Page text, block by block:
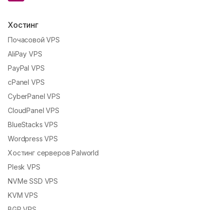
Хостинг
Почасовой VPS
AliPay VPS
PayPal VPS
cPanel VPS
CyberPanel VPS
CloudPanel VPS
BlueStacks VPS
Wordpress VPS
Хостинг серверов Palworld
Plesk VPS
NVMe SSD VPS
KVM VPS